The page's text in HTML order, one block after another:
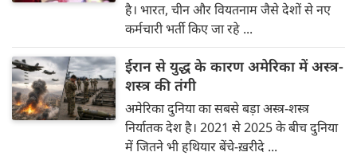
है। भारत, चीन और वियतनाम जैसे देशों से नए
कर्मचारी भर्ती किए जा रहे ...
ईरान से युद्ध के कारण अमेरिका में अस्त्र-
शस्त्र की तंगी
अमेरिका दुनिया का सबसे बड़ा अस्त्र-शस्त्र
निर्यातक देश है। 2021 से 2025 के बीच दुनिया
में जितने भी हथियार बेंचे-ख़रीदे ...